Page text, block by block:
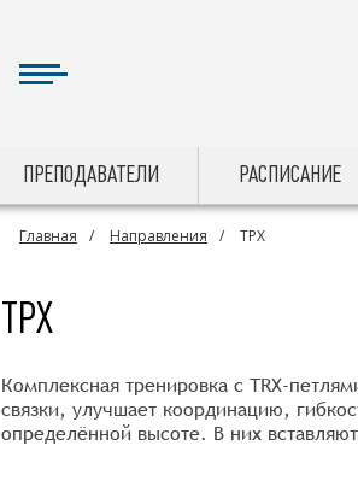
ПРЕПОДАВАТЕЛИ РАСПИСАНИЕ
Главная Направления ТРХ
ТРХ
Комплексная тренировка с TRX-
связки, улучшает координацию,
определённой высоте. В них